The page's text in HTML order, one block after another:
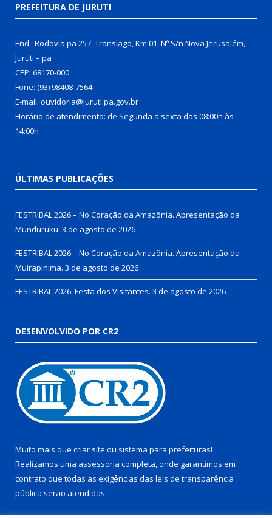
PREFEITURA DE JURUTI
End.: Rodovia pa 257, Translago, Km 01, Nº S/n Nova Jerusalém,
Juruti – pa
CEP: 68170-000
Fone: (93) 98408-7564
E-mail: ouvidoria@juruti.pa.gov.br
Horário de atendimento: de Segunda a sexta das 08:00h às
14:00h
ÚLTIMAS PUBLICAÇÕES
FESTRIBAL 2026 – No Coração da Amazônia. Apresentação da
Munduruku. 3 de agosto de 2026
FESTRIBAL 2026 – No Coração da Amazônia. Apresentação da
Muirapinima. 3 de agosto de 2026
FESTRIBAL 2026: Festa dos Visitantes. 3 de agosto de 2026
DESENVOLVIDO POR CR2
Muito mais que criar site ou sistema para prefeituras!
Realizamos uma assessoria completa, onde garantimos em
contrato que todas as exigências das leis de transparência
pública serão atendidas.